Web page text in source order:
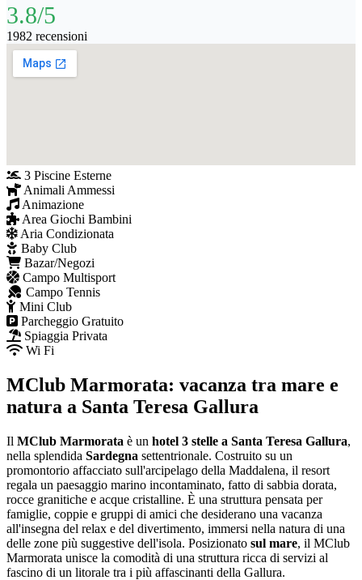
3.8/5
1982 recensioni
3 Piscine Esterne
Animali Ammessi
Animazione
Area Giochi Bambini
Aria Condizionata
Baby Club
Bazar/Negozi
Campo Multisport
Campo Tennis
Mini Club
Parcheggio Gratuito
Spiaggia Privata
Wi Fi
MClub Marmorata: vacanza tra mare e
natura a Santa Teresa Gallura
Il MClub Marmorata è un hotel 3 stelle a Santa Teresa Gallura,
nella splendida Sardegna settentrionale. Costruito su un
promontorio affacciato sull'arcipelago della Maddalena, il resort
regala un paesaggio marino incontaminato, fatto di sabbia dorata,
rocce granitiche e acque cristalline. È una struttura pensata per
famiglie, coppie e gruppi di amici che desiderano una vacanza
all'insegna del relax e del divertimento, immersi nella natura di una
delle zone più suggestive dell'isola. Posizionato sul mare, il MClub
Marmorata unisce la comodità di una struttura ricca di servizi al
fascino di un litorale tra i più affascinanti della Gallura.